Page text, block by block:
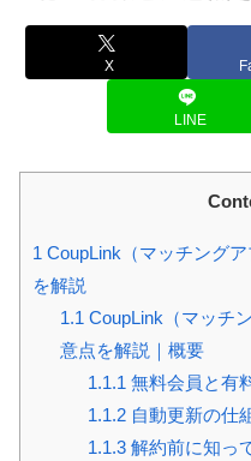
X
LINE
1 CoupLink（マッチング
を解説
1.1 CoupLink（マッチ
意点を解説｜概要
1.1.1 無料会員と有
1.1.2自動更新の仕
1.1.3解約前に知っ